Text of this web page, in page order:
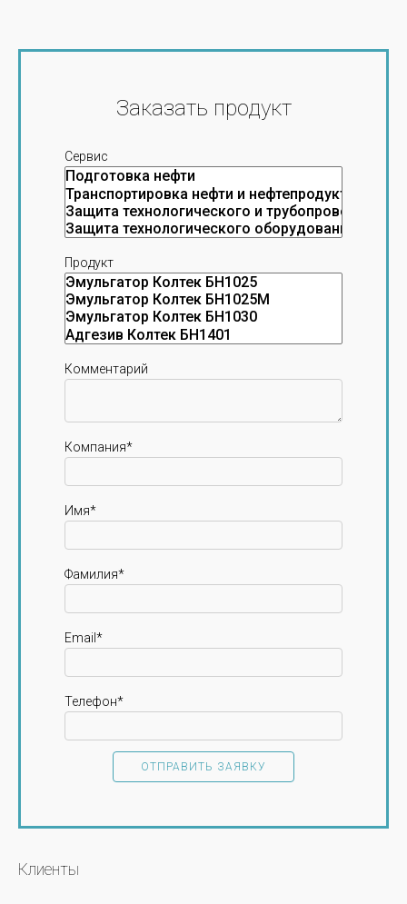
Заказать продукт
Сервис
Продукт
Комментарий
Компания*
Имя*
Фамилия*
Email*
Телефон*
Клиенты